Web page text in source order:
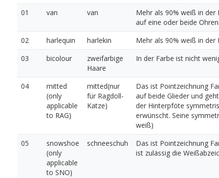
01
van van
Mehr als 90% weiß in
auf eine oder beide
02
harlequin harlekin
Mehr als 90% weiß in der
03
bicolour
zweifarbige
Haare
In der Farbe ist nicht
04
mitted
(only
applicable
to RAG)
mitted(nur
für Ragdoll-
Katze)
Das ist Pointzeichnung
auf beide Glieder und
der Hinterpföte
erwünscht. Seine
weiß)
05
snowshoe
(only
applicable
to SNO)
schneeschuh
Das ist Pointzeichnung
ist zulässig die